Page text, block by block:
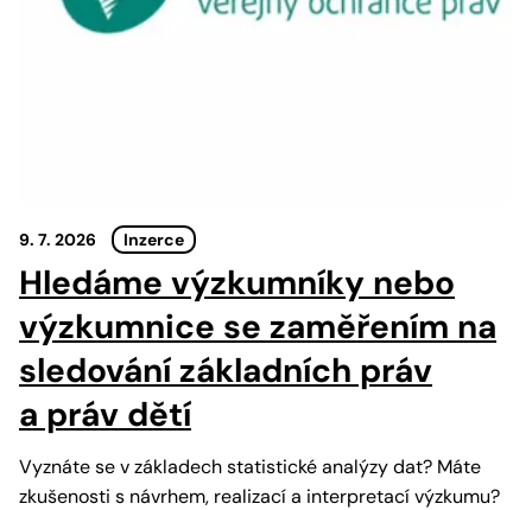
9. 7. 2026 Inzerce
Hledáme výzkumníky nebo
výzkumnice se zaměřením na
sledování základních práv
a práv dětí
Vyznáte se v základech statistické analýzy dat? Máte
zkušenosti s návrhem, realizací a interpretací výzkumu?